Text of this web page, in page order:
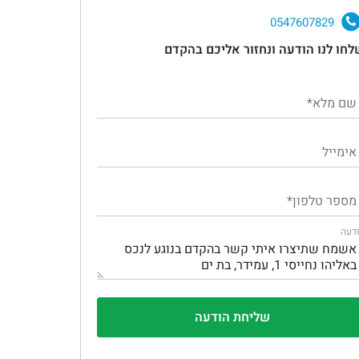
0547607829
לנו הודעה ונחזור אליכם בהקדם